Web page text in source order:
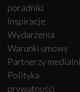
poradniki
Inspiracje
Wydarzenia
Warunki umowy
Partnerzy medialni
Polityka
prywatności